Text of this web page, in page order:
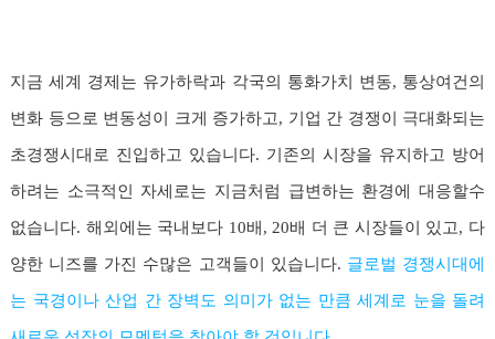
지금 세계 경제는 유가하락과 각국의 통화가치 변동, 통상여건의
변화 등으로 변동성이 크게 증가하고, 기업 간 경쟁이 극대화되는
초경쟁시대로 진입하고 있습니다. 기존의 시장을 유지하고 방어
하려는 소극적인 자세로는 지금처럼 급변하는 환경에 대응할수
없습니다. 해외에는 국내보다 10배, 20배 더 큰 시장들이 있고, 다
양한 니즈를 가진 수많은 고객들이 있습니다. 글로벌 경쟁시대에
는 국경이나 산업 간 장벽도 의미가 없는 만큼 세계로 눈을 돌려